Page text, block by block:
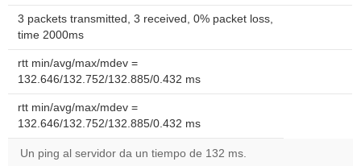
3 packets transmitted, 3 received, 0% packet loss,
time 2000ms
rtt min/avg/max/mdev =
132.646/132.752/132.885/0.432 ms
rtt min/avg/max/mdev =
132.646/132.752/132.885/0.432 ms
Un ping al servidor da un tiempo de 132 ms.